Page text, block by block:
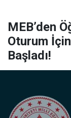
MEB’den
Oturum
Başladı!